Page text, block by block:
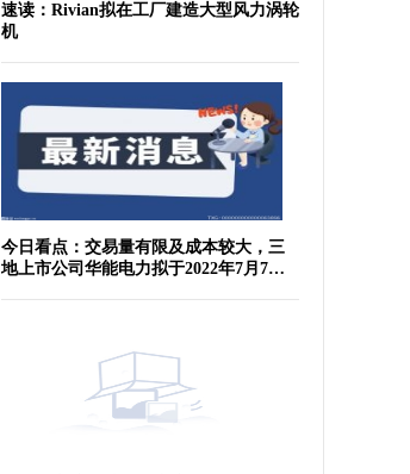
速读：Rivian拟在工厂建造大型风力涡轮
机
今日看点：交易量有限及成本较大，三
地上市公司华能电力拟于2022年7月7日